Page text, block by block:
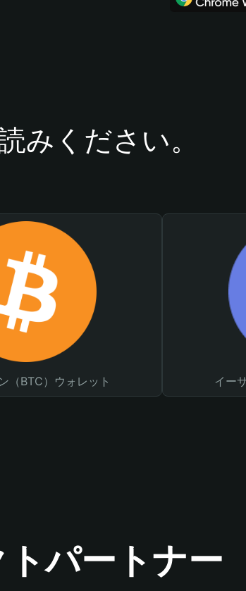
みください。
（BTC）ウォレット イー
パートナー